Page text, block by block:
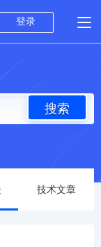
登录
搜索
技术文章